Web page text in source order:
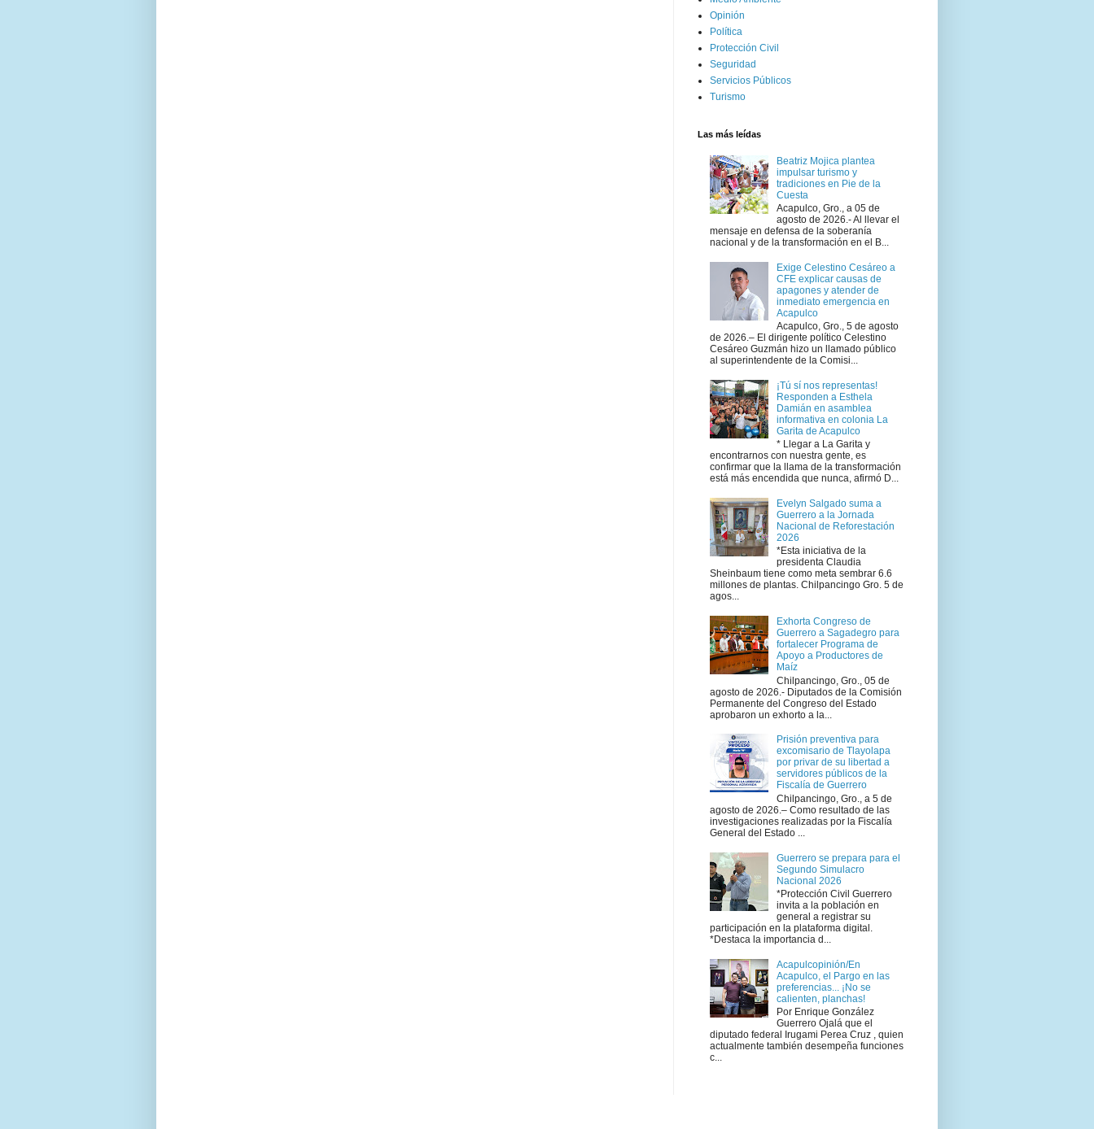
Opinión
Política
Protección Civil
Seguridad
Servicios Públicos
Turismo
Las más leídas
Beatriz Mojica plantea
impulsar turismo y
tradiciones en Pie de la
Cuesta
Acapulco, Gro., a 05 de
agosto de 2026.- Al llevar el
mensaje en defensa de la soberanía
nacional y de la transformación en el B...
Exige Celestino Cesáreo a
CFE explicar causas de
apagones y atender de
inmediato emergencia en
Acapulco
Acapulco, Gro., 5 de agosto
de 2026.– El dirigente político Celestino
Cesáreo Guzmán hizo un llamado público
al superintendente de la Comisi...
¡Tú sí nos representas!
Responden a Esthela
Damián en asamblea
informativa en colonia La
Garita de Acapulco
* Llegar a La Garita y
encontrarnos con nuestra gente, es
confirmar que la llama de la transformación
está más encendida que nunca, afirmó D...
Evelyn Salgado suma a
Guerrero a la Jornada
Nacional de Reforestación
2026
*Esta iniciativa de la
presidenta Claudia
Sheinbaum tiene como meta sembrar 6.6
millones de plantas. Chilpancingo Gro. 5 de
agos...
Exhorta Congreso de
Guerrero a Sagadegro para
fortalecer Programa de
Apoyo a Productores de
Maíz
Chilpancingo, Gro., 05 de
agosto de 2026.- Diputados de la Comisión
Permanente del Congreso del Estado
aprobaron un exhorto a la...
Prisión preventiva para
excomisario de Tlayolapa
por privar de su libertad a
servidores públicos de la
Fiscalía de Guerrero
Chilpancingo, Gro., a 5 de
agosto de 2026.– Como resultado de las
investigaciones realizadas por la Fiscalía
General del Estado ...
Guerrero se prepara para el
Segundo Simulacro
Nacional 2026
*Protección Civil Guerrero
invita a la población en
general a registrar su
participación en la plataforma digital.
*Destaca la importancia d...
Acapulcopinión/En
Acapulco, el Pargo en las
preferencias... ¡No se
calienten, planchas!
Por Enrique González
Guerrero Ojalá que el
diputado federal Irugami Perea Cruz , quien
actualmente también desempeña funciones
c...